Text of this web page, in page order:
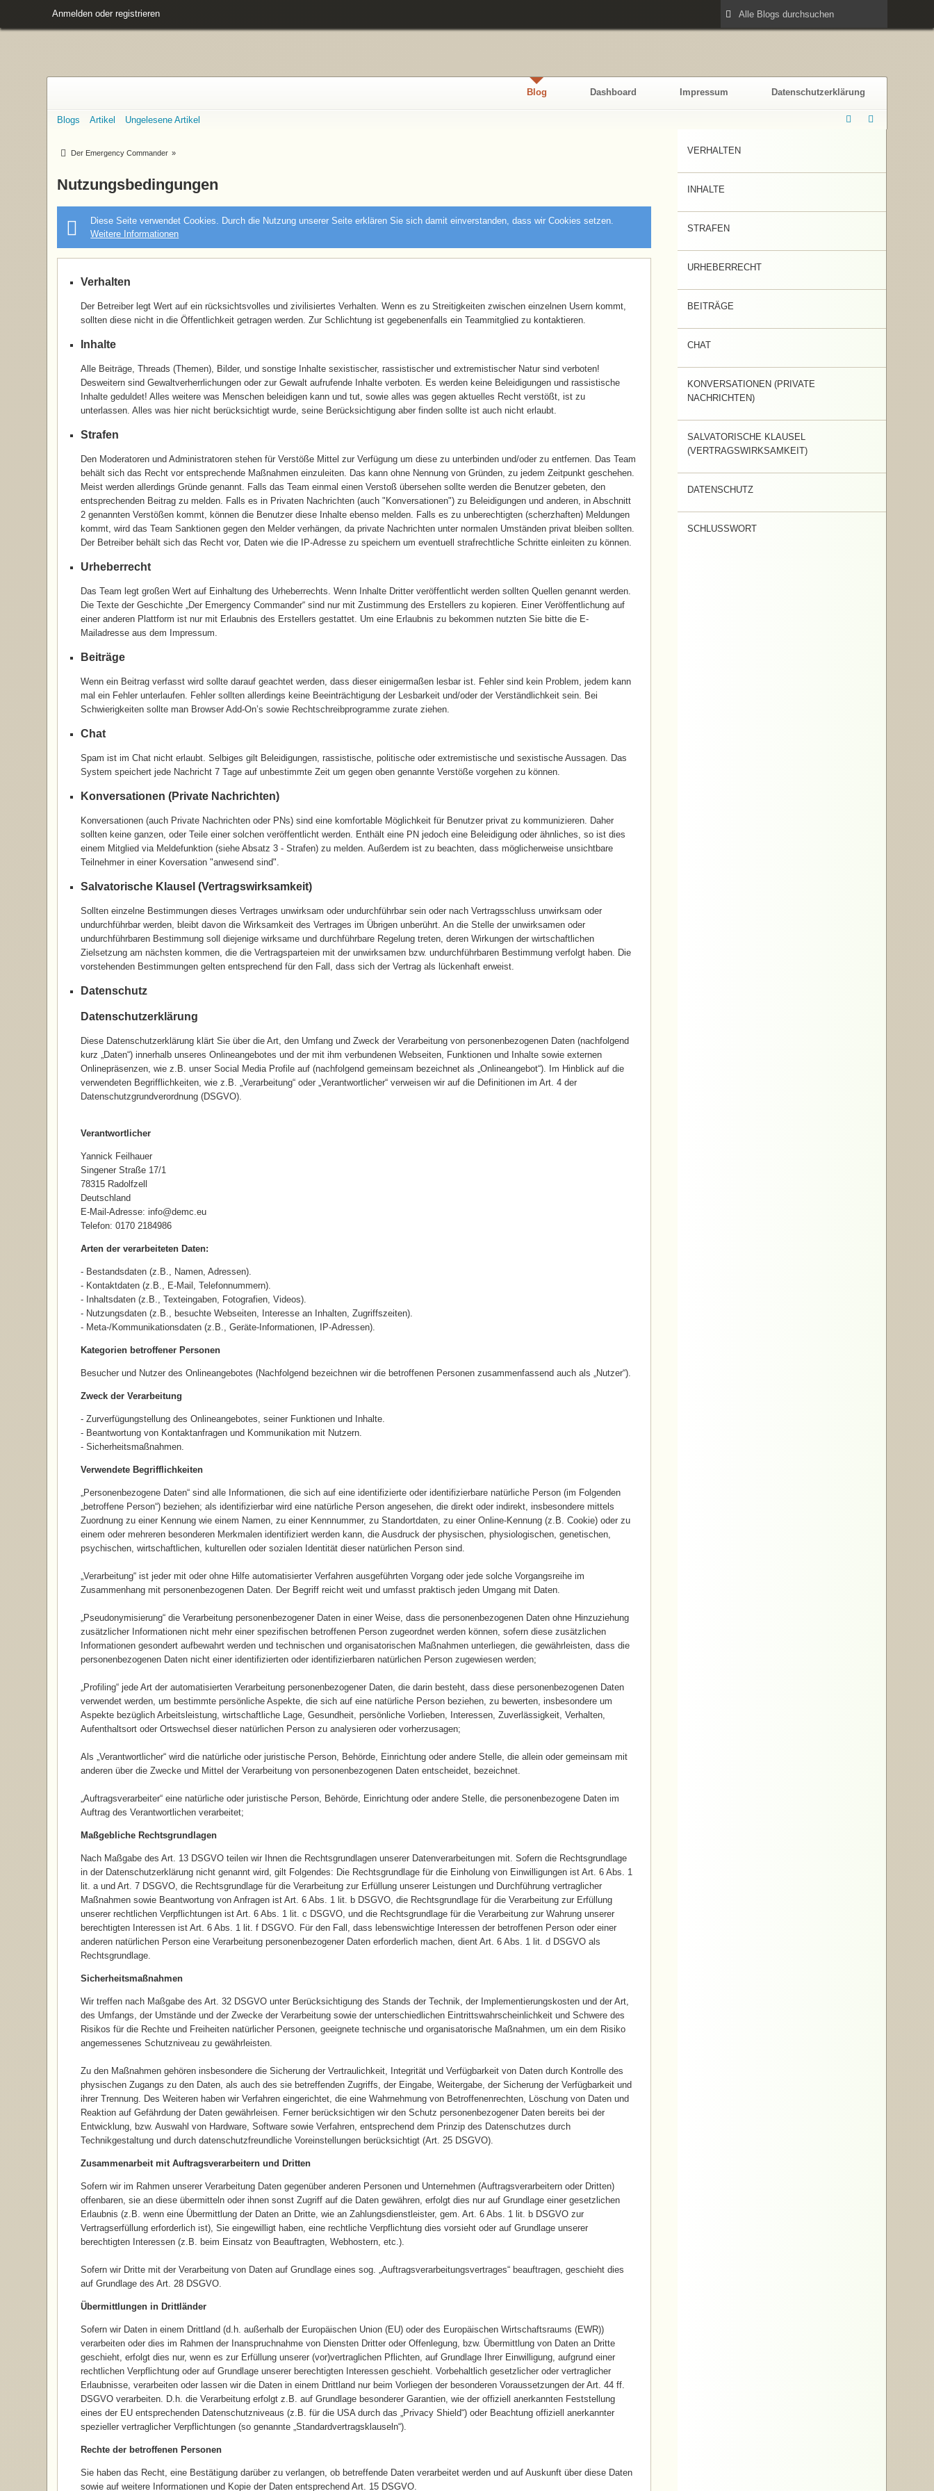
Anmelden oder registrieren
Blog Dashboard Impressum Datenschutzerklärung
Blogs Artikel Ungelesene Artikel
Der Emergency Commander »
Nutzungsbedingungen
Diese Seite verwendet Cookies. Durch die Nutzung unserer Seite erklären Sie sich damit einverstanden, dass wir Cookies setzen.
Weitere Informationen
Verhalten
Der Betreiber legt Wert auf ein rücksichtsvolles und zivilisiertes Verhalten. Wenn es zu Streitigkeiten zwischen einzelnen Usern kommt,
sollten diese nicht in die Öffentlichkeit getragen werden. Zur Schlichtung ist gegebenenfalls ein Teammitglied zu kontaktieren.
Inhalte
Alle Beiträge, Threads (Themen), Bilder, und sonstige Inhalte sexistischer, rassistischer und extremistischer Natur sind verboten!
Desweitern sind Gewaltverherrlichungen oder zur Gewalt aufrufende Inhalte verboten. Es werden keine Beleidigungen und rassistische
Inhalte geduldet! Alles weitere was Menschen beleidigen kann und tut, sowie alles was gegen aktuelles Recht verstößt, ist zu
unterlassen. Alles was hier nicht berücksichtigt wurde, seine Berücksichtigung aber finden sollte ist auch nicht erlaubt.
Strafen
Den Moderatoren und Administratoren stehen für Verstöße Mittel zur Verfügung um diese zu unterbinden und/oder zu entfernen. Das Team
behält sich das Recht vor entsprechende Maßnahmen einzuleiten. Das kann ohne Nennung von Gründen, zu jedem Zeitpunkt geschehen.
Meist werden allerdings Gründe genannt. Falls das Team einmal einen Verstoß übersehen sollte werden die Benutzer gebeten, den
entsprechenden Beitrag zu melden. Falls es in Privaten Nachrichten (auch "Konversationen") zu Beleidigungen und anderen, in Abschnitt
2 genannten Verstößen kommt, können die Benutzer diese Inhalte ebenso melden. Falls es zu unberechtigten (scherzhaften) Meldungen
kommt, wird das Team Sanktionen gegen den Melder verhängen, da private Nachrichten unter normalen Umständen privat bleiben sollten.
Der Betreiber behält sich das Recht vor, Daten wie die IP-Adresse zu speichern um eventuell strafrechtliche Schritte einleiten zu können.
Urheberrecht
Das Team legt großen Wert auf Einhaltung des Urheberrechts. Wenn Inhalte Dritter veröffentlicht werden sollten Quellen genannt werden.
Die Texte der Geschichte „Der Emergency Commander“ sind nur mit Zustimmung des Erstellers zu kopieren. Einer Veröffentlichung auf
einer anderen Plattform ist nur mit Erlaubnis des Erstellers gestattet. Um eine Erlaubnis zu bekommen nutzten Sie bitte die E-
Mailadresse aus dem Impressum.
Beiträge
Wenn ein Beitrag verfasst wird sollte darauf geachtet werden, dass dieser einigermaßen lesbar ist. Fehler sind kein Problem, jedem kann
mal ein Fehler unterlaufen. Fehler sollten allerdings keine Beeinträchtigung der Lesbarkeit und/oder der Verständlichkeit sein. Bei
Schwierigkeiten sollte man Browser Add-On’s sowie Rechtschreibprogramme zurate ziehen.
Chat
Spam ist im Chat nicht erlaubt. Selbiges gilt Beleidigungen, rassistische, politische oder extremistische und sexistische Aussagen. Das
System speichert jede Nachricht 7 Tage auf unbestimmte Zeit um gegen oben genannte Verstöße vorgehen zu können.
Konversationen (Private Nachrichten)
Konversationen (auch Private Nachrichten oder PNs) sind eine komfortable Möglichkeit für Benutzer privat zu kommunizieren. Daher
sollten keine ganzen, oder Teile einer solchen veröffentlicht werden. Enthält eine PN jedoch eine Beleidigung oder ähnliches, so ist dies
einem Mitglied via Meldefunktion (siehe Absatz 3 - Strafen) zu melden. Außerdem ist zu beachten, dass möglicherweise unsichtbare
Teilnehmer in einer Koversation "anwesend sind".
Salvatorische Klausel (Vertragswirksamkeit)
Sollten einzelne Bestimmungen dieses Vertrages unwirksam oder undurchführbar sein oder nach Vertragsschluss unwirksam oder
undurchführbar werden, bleibt davon die Wirksamkeit des Vertrages im Übrigen unberührt. An die Stelle der unwirksamen oder
undurchführbaren Bestimmung soll diejenige wirksame und durchführbare Regelung treten, deren Wirkungen der wirtschaftlichen
Zielsetzung am nächsten kommen, die die Vertragsparteien mit der unwirksamen bzw. undurchführbaren Bestimmung verfolgt haben. Die
vorstehenden Bestimmungen gelten entsprechend für den Fall, dass sich der Vertrag als lückenhaft erweist.
Datenschutz
Datenschutzerklärung
Diese Datenschutzerklärung klärt Sie über die Art, den Umfang und Zweck der Verarbeitung von personenbezogenen Daten (nachfolgend
kurz „Daten“) innerhalb unseres Onlineangebotes und der mit ihm verbundenen Webseiten, Funktionen und Inhalte sowie externen
Onlinepräsenzen, wie z.B. unser Social Media Profile auf (nachfolgend gemeinsam bezeichnet als „Onlineangebot“). Im Hinblick auf die
verwendeten Begrifflichkeiten, wie z.B. „Verarbeitung“ oder „Verantwortlicher“ verweisen wir auf die Definitionen im Art. 4 der
Datenschutzgrundverordnung (DSGVO).
Verantwortlicher
Yannick Feilhauer
Singener Straße 17/1
78315 Radolfzell
Deutschland
E-Mail-Adresse: info@demc.eu
Telefon: 0170 2184986
Arten der verarbeiteten Daten:
- Bestandsdaten (z.B., Namen, Adressen).
- Kontaktdaten (z.B., E-Mail, Telefonnummern).
- Inhaltsdaten (z.B., Texteingaben, Fotografien, Videos).
- Nutzungsdaten (z.B., besuchte Webseiten, Interesse an Inhalten, Zugriffszeiten).
- Meta-/Kommunikationsdaten (z.B., Geräte-Informationen, IP-Adressen).
Kategorien betroffener Personen
Besucher und Nutzer des Onlineangebotes (Nachfolgend bezeichnen wir die betroffenen Personen zusammenfassend auch als „Nutzer“).
Zweck der Verarbeitung
- Zurverfügungstellung des Onlineangebotes, seiner Funktionen und Inhalte.
- Beantwortung von Kontaktanfragen und Kommunikation mit Nutzern.
- Sicherheitsmaßnahmen.
Verwendete Begrifflichkeiten
„Personenbezogene Daten“ sind alle Informationen, die sich auf eine identifizierte oder identifizierbare natürliche Person (im Folgenden
„betroffene Person“) beziehen; als identifizierbar wird eine natürliche Person angesehen, die direkt oder indirekt, insbesondere mittels
Zuordnung zu einer Kennung wie einem Namen, zu einer Kennnummer, zu Standortdaten, zu einer Online-Kennung (z.B. Cookie) oder zu
einem oder mehreren besonderen Merkmalen identifiziert werden kann, die Ausdruck der physischen, physiologischen, genetischen,
psychischen, wirtschaftlichen, kulturellen oder sozialen Identität dieser natürlichen Person sind.
„Verarbeitung“ ist jeder mit oder ohne Hilfe automatisierter Verfahren ausgeführten Vorgang oder jede solche Vorgangsreihe im
Zusammenhang mit personenbezogenen Daten. Der Begriff reicht weit und umfasst praktisch jeden Umgang mit Daten.
„Pseudonymisierung“ die Verarbeitung personenbezogener Daten in einer Weise, dass die personenbezogenen Daten ohne Hinzuziehung
zusätzlicher Informationen nicht mehr einer spezifischen betroffenen Person zugeordnet werden können, sofern diese zusätzlichen
Informationen gesondert aufbewahrt werden und technischen und organisatorischen Maßnahmen unterliegen, die gewährleisten, dass die
personenbezogenen Daten nicht einer identifizierten oder identifizierbaren natürlichen Person zugewiesen werden;
„Profiling“ jede Art der automatisierten Verarbeitung personenbezogener Daten, die darin besteht, dass diese personenbezogenen Daten
verwendet werden, um bestimmte persönliche Aspekte, die sich auf eine natürliche Person beziehen, zu bewerten, insbesondere um
Aspekte bezüglich Arbeitsleistung, wirtschaftliche Lage, Gesundheit, persönliche Vorlieben, Interessen, Zuverlässigkeit, Verhalten,
Aufenthaltsort oder Ortswechsel dieser natürlichen Person zu analysieren oder vorherzusagen;
Als „Verantwortlicher“ wird die natürliche oder juristische Person, Behörde, Einrichtung oder andere Stelle, die allein oder gemeinsam mit
anderen über die Zwecke und Mittel der Verarbeitung von personenbezogenen Daten entscheidet, bezeichnet.
„Auftragsverarbeiter“ eine natürliche oder juristische Person, Behörde, Einrichtung oder andere Stelle, die personenbezogene Daten im
Auftrag des Verantwortlichen verarbeitet;
Maßgebliche Rechtsgrundlagen
Nach Maßgabe des Art. 13 DSGVO teilen wir Ihnen die Rechtsgrundlagen unserer Datenverarbeitungen mit. Sofern die Rechtsgrundlage
in der Datenschutzerklärung nicht genannt wird, gilt Folgendes: Die Rechtsgrundlage für die Einholung von Einwilligungen ist Art. 6 Abs. 1
lit. a und Art. 7 DSGVO, die Rechtsgrundlage für die Verarbeitung zur Erfüllung unserer Leistungen und Durchführung vertraglicher
Maßnahmen sowie Beantwortung von Anfragen ist Art. 6 Abs. 1 lit. b DSGVO, die Rechtsgrundlage für die Verarbeitung zur Erfüllung
unserer rechtlichen Verpflichtungen ist Art. 6 Abs. 1 lit. c DSGVO, und die Rechtsgrundlage für die Verarbeitung zur Wahrung unserer
berechtigten Interessen ist Art. 6 Abs. 1 lit. f DSGVO. Für den Fall, dass lebenswichtige Interessen der betroffenen Person oder einer
anderen natürlichen Person eine Verarbeitung personenbezogener Daten erforderlich machen, dient Art. 6 Abs. 1 lit. d DSGVO als
Rechtsgrundlage.
Sicherheitsmaßnahmen
Wir treffen nach Maßgabe des Art. 32 DSGVO unter Berücksichtigung des Stands der Technik, der Implementierungskosten und der Art,
des Umfangs, der Umstände und der Zwecke der Verarbeitung sowie der unterschiedlichen Eintrittswahrscheinlichkeit und Schwere des
Risikos für die Rechte und Freiheiten natürlicher Personen, geeignete technische und organisatorische Maßnahmen, um ein dem Risiko
angemessenes Schutzniveau zu gewährleisten.
Zu den Maßnahmen gehören insbesondere die Sicherung der Vertraulichkeit, Integrität und Verfügbarkeit von Daten durch Kontrolle des
physischen Zugangs zu den Daten, als auch des sie betreffenden Zugriffs, der Eingabe, Weitergabe, der Sicherung der Verfügbarkeit und
ihrer Trennung. Des Weiteren haben wir Verfahren eingerichtet, die eine Wahrnehmung von Betroffenenrechten, Löschung von Daten und
Reaktion auf Gefährdung der Daten gewährleisen. Ferner berücksichtigen wir den Schutz personenbezogener Daten bereits bei der
Entwicklung, bzw. Auswahl von Hardware, Software sowie Verfahren, entsprechend dem Prinzip des Datenschutzes durch
Technikgestaltung und durch datenschutzfreundliche Voreinstellungen berücksichtigt (Art. 25 DSGVO).
Zusammenarbeit mit Auftragsverarbeitern und Dritten
Sofern wir im Rahmen unserer Verarbeitung Daten gegenüber anderen Personen und Unternehmen (Auftragsverarbeitern oder Dritten)
offenbaren, sie an diese übermitteln oder ihnen sonst Zugriff auf die Daten gewähren, erfolgt dies nur auf Grundlage einer gesetzlichen
Erlaubnis (z.B. wenn eine Übermittlung der Daten an Dritte, wie an Zahlungsdienstleister, gem. Art. 6 Abs. 1 lit. b DSGVO zur
Vertragserfüllung erforderlich ist), Sie eingewilligt haben, eine rechtliche Verpflichtung dies vorsieht oder auf Grundlage unserer
berechtigten Interessen (z.B. beim Einsatz von Beauftragten, Webhostern, etc.).
Sofern wir Dritte mit der Verarbeitung von Daten auf Grundlage eines sog. „Auftragsverarbeitungsvertrages“ beauftragen, geschieht dies
auf Grundlage des Art. 28 DSGVO.
Übermittlungen in Drittländer
Sofern wir Daten in einem Drittland (d.h. außerhalb der Europäischen Union (EU) oder des Europäischen Wirtschaftsraums (EWR))
verarbeiten oder dies im Rahmen der Inanspruchnahme von Diensten Dritter oder Offenlegung, bzw. Übermittlung von Daten an Dritte
geschieht, erfolgt dies nur, wenn es zur Erfüllung unserer (vor)vertraglichen Pflichten, auf Grundlage Ihrer Einwilligung, aufgrund einer
rechtlichen Verpflichtung oder auf Grundlage unserer berechtigten Interessen geschieht. Vorbehaltlich gesetzlicher oder vertraglicher
Erlaubnisse, verarbeiten oder lassen wir die Daten in einem Drittland nur beim Vorliegen der besonderen Voraussetzungen der Art. 44 ff.
DSGVO verarbeiten. D.h. die Verarbeitung erfolgt z.B. auf Grundlage besonderer Garantien, wie der offiziell anerkannten Feststellung
eines der EU entsprechenden Datenschutzniveaus (z.B. für die USA durch das „Privacy Shield“) oder Beachtung offiziell anerkannter
spezieller vertraglicher Verpflichtungen (so genannte „Standardvertragsklauseln“).
Rechte der betroffenen Personen
Sie haben das Recht, eine Bestätigung darüber zu verlangen, ob betreffende Daten verarbeitet werden und auf Auskunft über diese Daten
sowie auf weitere Informationen und Kopie der Daten entsprechend Art. 15 DSGVO.
VERHALTEN
INHALTE
STRAFEN
URHEBERRECHT
BEITRÄGE
CHAT
KONVERSATIONEN (PRIVATE
NACHRICHTEN)
SALVATORISCHE KLAUSEL
(VERTRAGSWIRKSAMKEIT)
DATENSCHUTZ
SCHLUSSWORT